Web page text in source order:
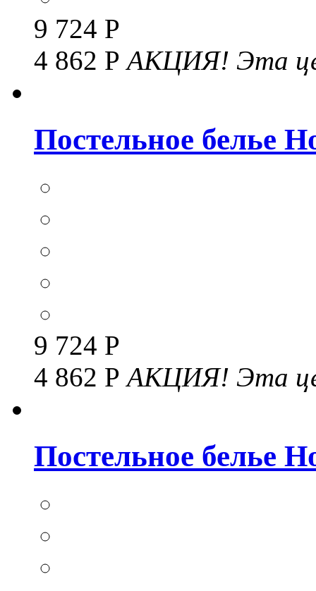
9 724 Р
4 862 РАКЦИЯ! Эта
Постельное белье
9 724 Р
4 862 РАКЦИЯ! Эта
Постельное белье